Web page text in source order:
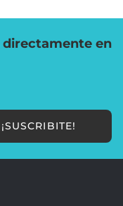
directamente en
¡SUSCRIBITE!